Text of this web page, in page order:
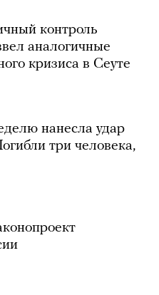
контроль
аналогичные
кризиса в Сеуте
нанесла удар
три человека,